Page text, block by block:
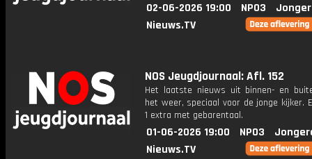
02-06-2026 19:00 NPO3
Nieuws.TV
NOS Jeugdjournaal: Afl. 152
Het laatste nieuws uit binnen- en
het weer, speciaal voor de jonge kijker.
1 extra met gebarentaal.
01-06-2026 19:00 NPO3
Nieuws.TV